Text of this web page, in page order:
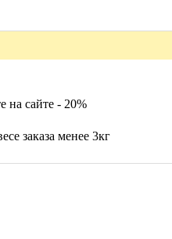
на сайте - 20%
заказа менее 3кг